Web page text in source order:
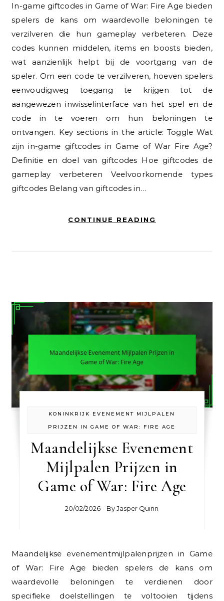
In-game giftcodes in Game of War: Fire Age bieden
spelers de kans om waardevolle beloningen te
verzilveren die hun gameplay verbeteren. Deze
codes kunnen middelen, items en boosts bieden,
wat aanzienlijk helpt bij de voortgang van de
speler. Om een code te verzilveren, hoeven spelers
eenvoudigweg toegang te krijgen tot de
aangewezen inwisselinterface van het spel en de
code in te voeren om hun beloningen te
ontvangen. Key sections in the article: Toggle Wat
zijn in-game giftcodes in Game of War Fire Age?
Definitie en doel van giftcodes Hoe giftcodes de
gameplay verbeteren Veelvoorkomende types
giftcodes Belang van giftcodes in…
CONTINUE READING
KONINKRIJK EVENEMENT MIJLPALEN
PRIJZEN IN GAME OF WAR: FIRE AGE
Maandelijkse Evenement
Mijlpalen Prijzen in
Game of War: Fire Age
20/02/2026 - ByJasper Quinn
Maandelijkse evenementmijlpalenprijzen in Game
of War: Fire Age bieden spelers de kans om
waardevolle beloningen te verdienen door
specifieke doelstellingen te voltooien tijdens